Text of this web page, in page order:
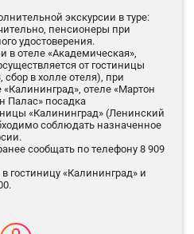
экскурсии в туре:
пенсионеры при
удостоверения.
в отеле «Академическая»,
от гостиницы
сбор в холле отеля), при
отеле «Мартон
Палас» посадка
«Калининград» (Ленинский
соблюдать назначенное
сообщать по телефону 8 909
гостиницу «Калининград» и